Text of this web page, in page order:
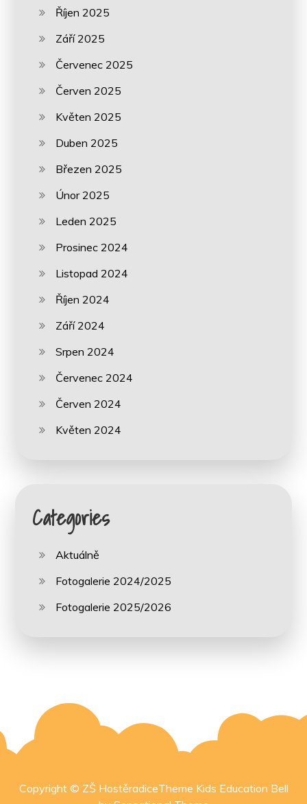
Říjen 2025
Září 2025
Červenec 2025
Červen 2025
Květen 2025
Duben 2025
Březen 2025
Únor 2025
Leden 2025
Prosinec 2024
Listopad 2024
Říjen 2024
Září 2024
Srpen 2024
Červenec 2024
Červen 2024
Květen 2024
Categories
Aktuálně
Fotogalerie 2024/2025
Fotogalerie 2025/2026
Copyright © ZŠ HostěradiceTheme Kids Education Bell